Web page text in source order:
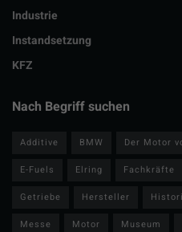
Industrie
Instandsetzung
KFZ
Nach Begriff suchen
Additive BMW Der Motor
E-Fuels
Elring Fachkräfte
Getriebe
Hersteller
Messe
Motor Museum